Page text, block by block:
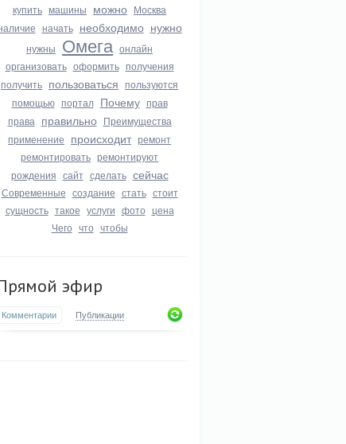
купить машины можно Москва
начать необходимо нужно
нужны Омега онлайн
организовать оформить получения
получить пользоваться пользуются
помощью портал Почему прав
права правильно Преимущества
применение происходит ремонт
ремонтировать ремонтируют
рождения сайт сделать сейчас
Современные создание стать стоит
сущность такое услуги фото цена
Чего что чтобы
эфир
Комментарии Публикации